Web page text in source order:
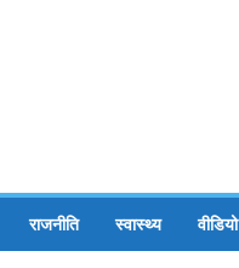
राजनीति स्वास्थ्य वीडियो